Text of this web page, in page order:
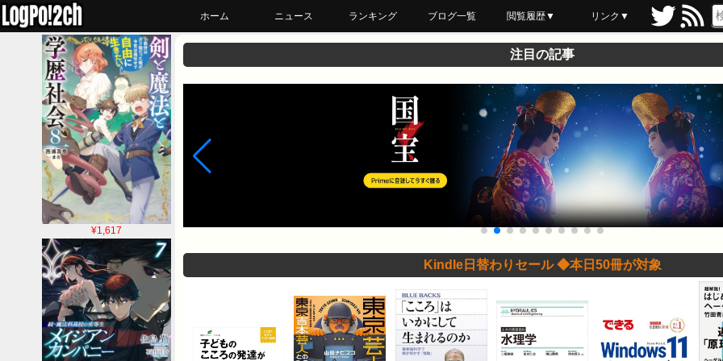
ホーム ニュース ランキング ブログ一覧 閲覧履歴▼
最近読んだ
あとで読む
ブックマーク
リンク▼
¥1,617
注目の記事
Kindle日替わりセール ◆本日50冊が対象